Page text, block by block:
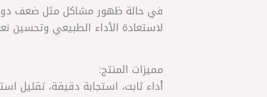
في حالة ظهور مشاكل مثل ضعف
لاستعادة الأداء الطبيعي وتحسين
مميزات المنتج:
أداء ثابت، استجابة دقيقة، تقليل